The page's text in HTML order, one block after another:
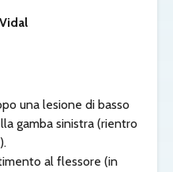
una lesione di basso
gamba sinistra (rientro
al flessore (in